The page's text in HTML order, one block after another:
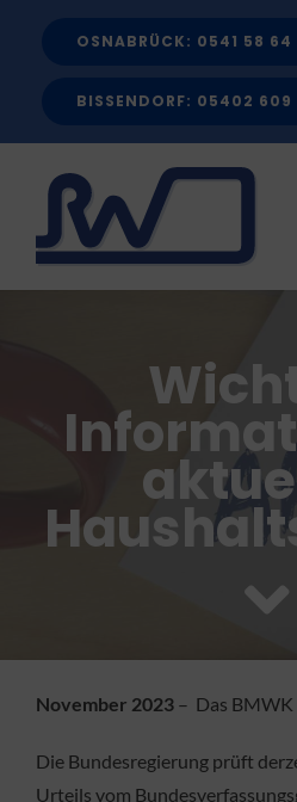
OSNABRÜCK: 0541 58 64
BISSENDORF: 05402 609
Jobs
November 2023– Das
Die Bundesregierung prüft
Urteils vom